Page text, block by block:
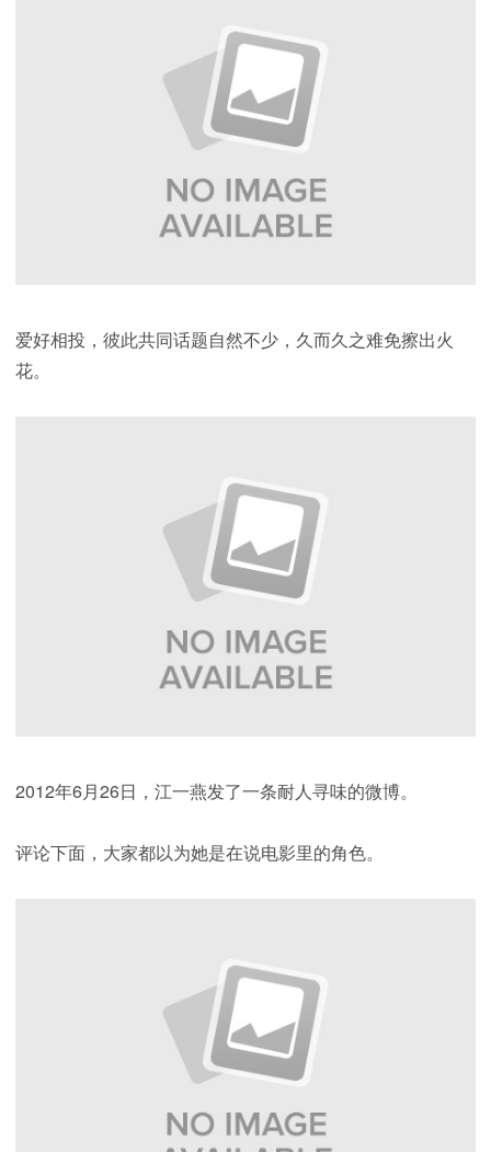
爱好相投，彼此共同话题自然不少，久而久之难免擦出火
花。
2012年6月26日，江一燕发了一条耐人寻味的微博。
评论下面，大家都以为她是在说电影里的角色。